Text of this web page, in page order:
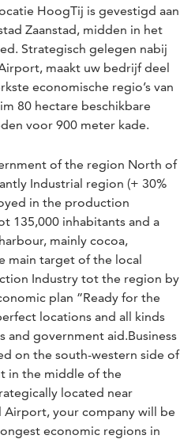
HoogTij is gevestigd aan
Zaanstad, midden in het
Strategisch gelegen nabij
maakt uw bedrijf deel
economische regio’s van
80 hectare beschikbare
voor 900 meter kade.
of the region North of
Industrial region (+ 30%
in the production
135,000 inhabitants and a
mainly cocoa,
main target of the local
Industry tot the region by
plan ”Ready for the
locations and all kinds
and government aid.Business
on the south-western side of
in the middle of the
located near
Airport, your company will be
economic regions in